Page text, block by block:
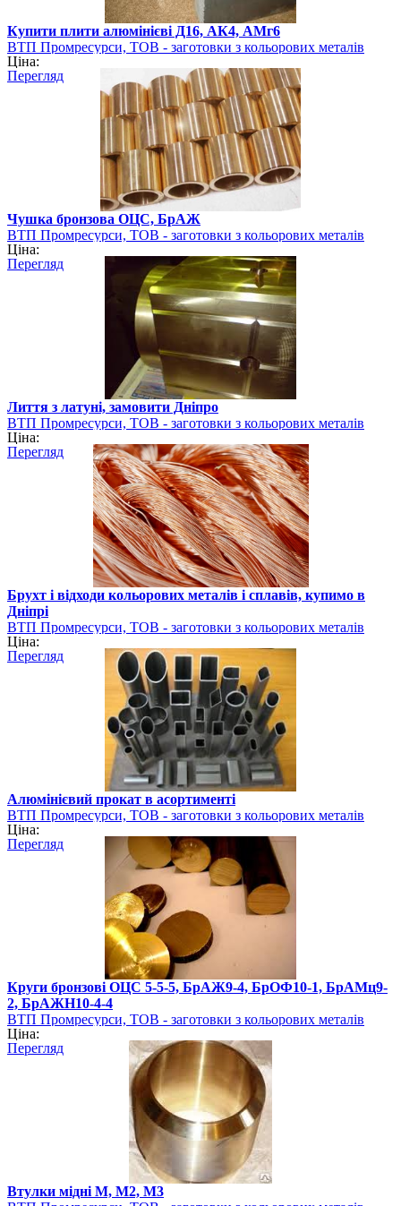
Купити плити алюмінієві Д16, АК4, АМг6
ВТП Промресурси, ТОВ - заготовки з кольорових металів
Ціна:
Перегляд
Чушка бронзова ОЦС, БрАЖ
ВТП Промресурси, ТОВ - заготовки з кольорових металів
Ціна:
Перегляд
Лиття з латуні, замовити Дніпро
ВТП Промресурси, ТОВ - заготовки з кольорових металів
Ціна:
Перегляд
Брухт і відходи кольорових металів і сплавів, купимо в
Дніпрі
ВТП Промресурси, ТОВ - заготовки з кольорових металів
Ціна:
Перегляд
Алюмінієвий прокат в асортименті
ВТП Промресурси, ТОВ - заготовки з кольорових металів
Ціна:
Перегляд
Круги бронзові ОЦС 5-5-5, БрАЖ9-4, БрОФ10-1, БрАМц9-
2, БрАЖН10-4-4
ВТП Промресурси, ТОВ - заготовки з кольорових металів
Ціна:
Перегляд
Втулки мідні М, М2, М3